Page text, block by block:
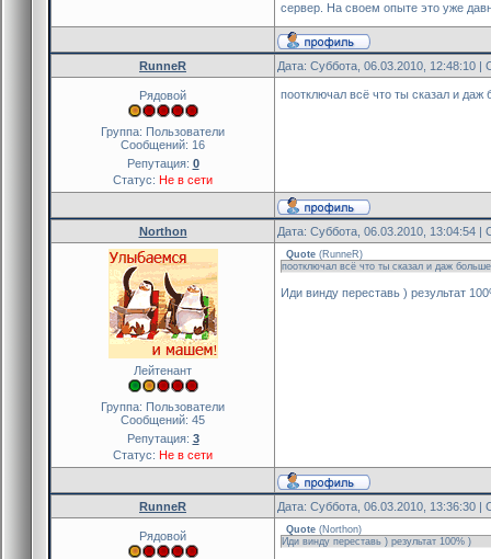
сервер. На своем опыте это уже
RunneR Дата: Суббота, 06.03.2010, 12:48:10
Рядовой
Группа: Пользователи
Сообщений: 16
Репутация: 0
Статус: Не в сети
поотключал всё что ты сказал и
Northon Дата: Суббота, 06.03.2010, 13:04:54
Лейтенант
Группа: Пользователи
Сообщений: 45
Репутация: 3
Статус: Не в сети
Quote (RunneR)
поотключал всё что ты сказал и даж
Иди винду переставь ) результат
RunneR Дата: Суббота, 06.03.2010, 13:36:30
Рядовой Quote (Northon)
Иди винду переставь ) результат 100% )